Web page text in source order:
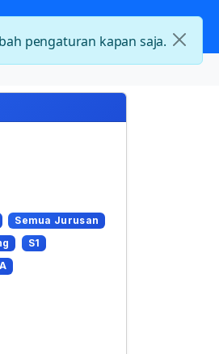
Semua Jurusan
S1
pengaturan kapan saja.